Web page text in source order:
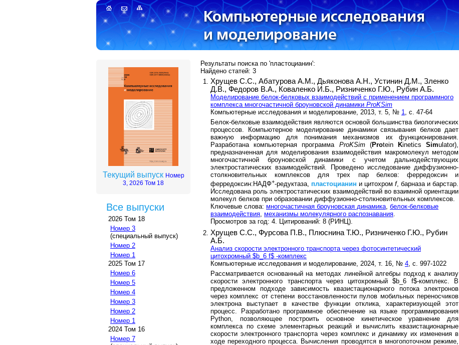
Текущий выпуск Номер
3, 2026 Том 18
Все выпуски
2026 Том 18
Номер 3
(специальный выпуск)
Номер 2
Номер 1
2025 Том 17
Номер 6
Номер 5
Номер 4
Номер 3
Номер 2
Номер 1
2024 Том 16
Номер 7
Результаты поиска по 'пластоцианин':
Найдено статей: 3
Хрущев С.С., Абатурова А.М., Дьяконова А.Н., Устинин Д.М., Зленко
Д.В., Федоров В.А., Коваленко И.Б., Ризниченко Г.Ю., Рубин А.Б.
Моделирование белок-белковых взаимодействий с применением программного
комплекса многочастичной броуновской динамики ProKSim
Компьютерные исследования и моделирование, 2013, т. 5, № 1, с. 47-64
Белок-белковые взаимодействия являются основой большинства биологических
процессов. Компьютерное моделирование динамики связывания белков дает
важную информацию для понимания механизмов их функционирования.
Разработана компьютерная программа ProKSim(Protein KineticsSimulator),
предназначенная для моделирования взаимодействия макромолекул методом
многочастичной броуновской динамики с учетом дальнодействующих
электростатических взаимодействий. Проведено исследование диффузионно-
столкновительных комплексов для трех пар белков: ферредоксин и
ферредоксин:НАДФ+-редуктаза, пластоцианин и цитохром f, барназа и барстар.
Исследована роль электростатических взаимодействий во взаимной ориентации
молекул белков при образовании диффузионно-столкновительных комплексов.
Ключевые слова: многочастичная броуновская динамика, белок-белковые
взаимодействия, механизмы молекулярного распознавания.
Просмотров за год: 4. Цитирований: 8 (РИНЦ).
Хрущев С.С., Фурсова П.В., Плюснина Т.Ю., Ризниченко Г.Ю., Рубин
А.Б.
Анализ скорости электронного транспорта через фотосинтетический
цитохромный $b_6 f$ -комплекс
Компьютерные исследования и моделирование, 2024, т. 16, № 4, с. 997-1022
Рассматривается основанный на методах линейной алгебры подход к анализу
скорости электронного транспорта через цитохромный $b_6 f$-комплекс. В
предложенном подходе зависимость квазистационарного потока электронов
через комплекс от степени восстановленности пулов мобильных переносчиков
электрона выступает в качестве функции отклика, характеризующей этот
процесс. Разработано программное обеспечение на языке программирования
Python, позволяющее построить основное кинетическое уравнение для
комплекса по схеме элементарных реакций и вычислить квазистационарные
скорости электронного транспорта через комплекс и динамику их изменения в
ходе переходного процесса. Вычисления проводятся в многопоточном режиме,